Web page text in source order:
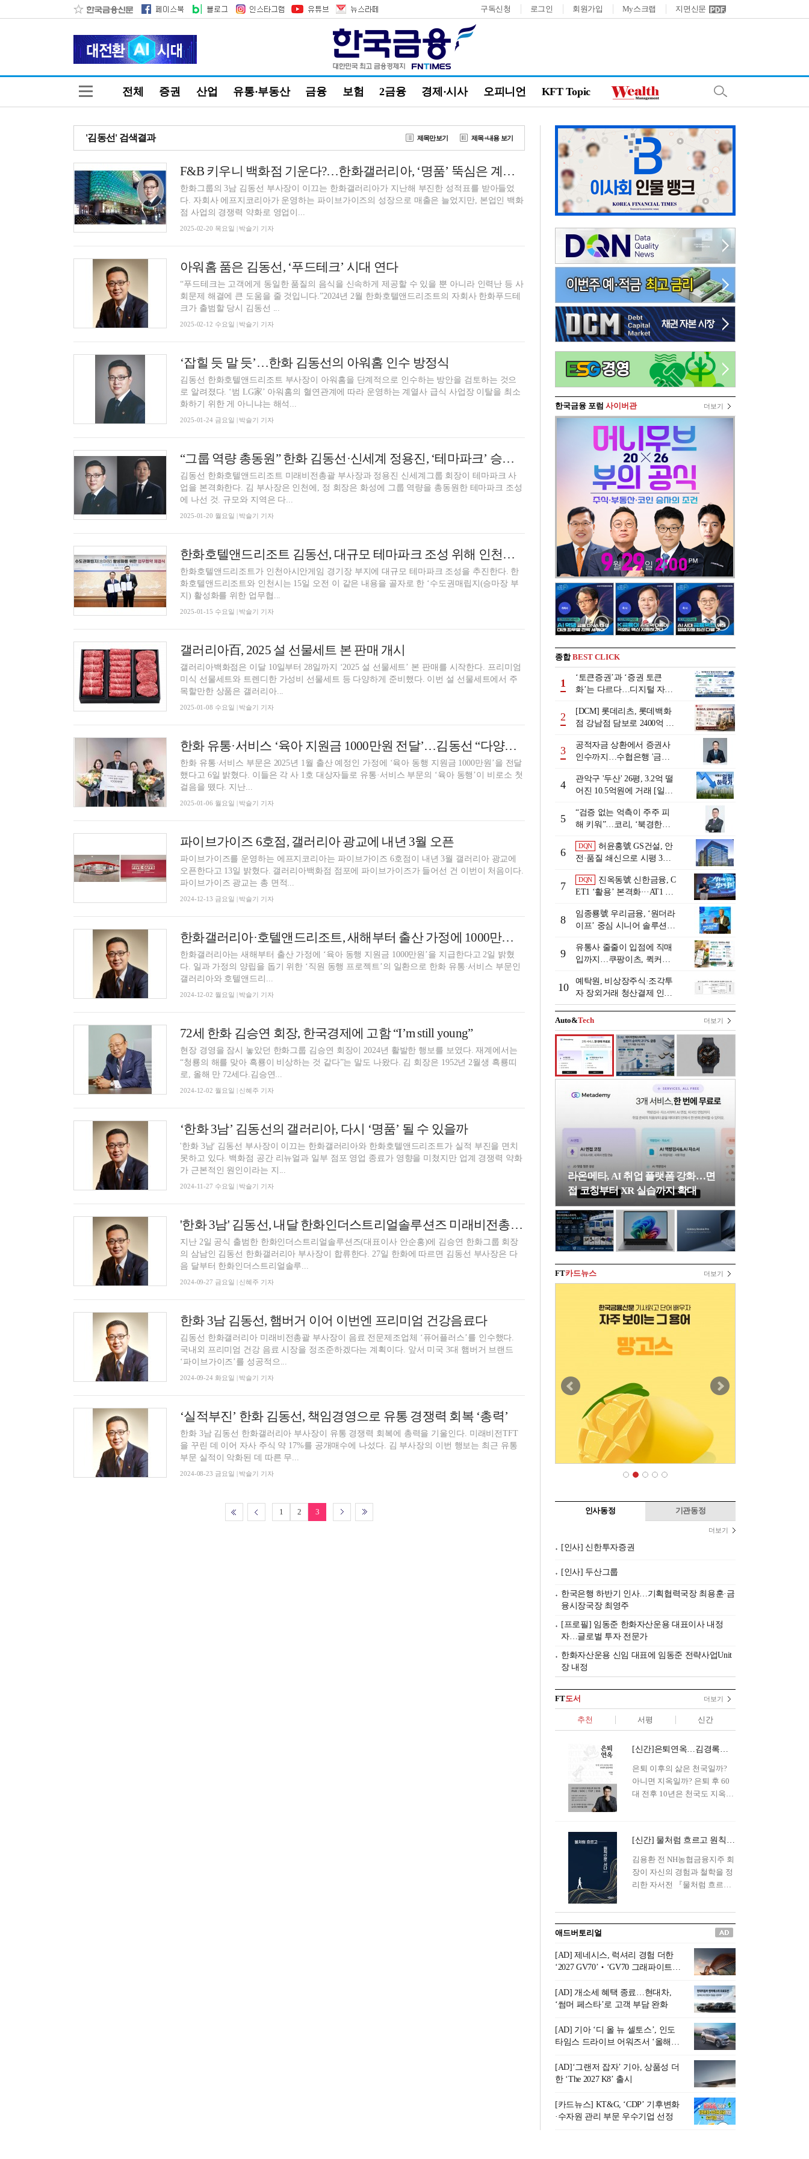
구독신청 로그인 회원가입 My스크랩 지면신문
전체 증권 산업 유통·부동산 금융 보험 2금융 경제·시사 오피니언 KFT Topic
'김동선' 검색결과 제목만보기 제목+내용 보기
F&B 키우니 백화점 기운다?…한화갤러리아, ‘명품’ 뚝심은 계속된다
한화그룹의 3남 김동선 부사장이 이끄는 한화갤러리아가 지난해 부진한 성적표를 받아들었
다. 자회사 에프지코리아가 운영하는 파이브가이즈의 성장으로 매출은 늘었지만, 본업인 백화
점 사업의 경쟁력 약화로 영업이...
2025-02-20 목요일 | 박슬기 기자
아워홈 품은 김동선, ‘푸드테크’ 시대 연다
“푸드테크는 고객에게 동일한 품질의 음식을 신속하게 제공할 수 있을 뿐 아니라 인력난 등 사
회문제 해결에 큰 도움을 줄 것입니다.”2024년 2월 한화호텔앤드리조트의 자회사 한화푸드테
크가 출범할 당시 김동선 ...
2025-02-12 수요일 | 박슬기 기자
‘잡힐 듯 말 듯’…한화 김동선의 아워홈 인수 방정식
김동선 한화호텔앤드리조트 부사장이 아워홈을 단계적으로 인수하는 방안을 검토하는 것으
로 알려졌다. ‘범 LG家’ 아워홈의 혈연관계에 따라 운영하는 계열사 급식 사업장 이탈을 최소
화하기 위한 게 아니냐는 해석...
2025-01-24 금요일 | 박슬기 기자
“그룹 역량 총동원” 한화 김동선·신세계 정용진, ‘테마파크’ 승부수
김동선 한화호텔앤드리조트 미래비전총괄 부사장과 정용진 신세계그룹 회장이 테마파크 사
업을 본격화한다. 김 부사장은 인천에, 정 회장은 화성에 그룹 역량을 총동원한 테마파크 조성
에 나선 것. 규모와 지역은 다...
2025-01-20 월요일 | 박슬기 기자
한화호텔앤드리조트 김동선, 대규모 테마파크 조성 위해 인천시와 맞손
한화호텔앤드리조트가 인천아시안게임 경기장 부지에 대규모 테마파크 조성을 추진한다. 한
화호텔앤드리조트와 인천시는 15일 오전 이 같은 내용을 골자로 한 ‘수도권매립지(승마장 부
지) 활성화를 위한 업무협...
2025-01-15 수요일 | 박슬기 기자
갤러리아百, 2025 설 선물세트 본 판매 개시
갤러리아백화점은 이달 10일부터 28일까지 ‘2025 설 선물세트’ 본 판매를 시작한다. 프리미엄
미식 선물세트와 트렌디한 가성비 선물세트 등 다양하게 준비했다. 이번 설 선물세트에서 주
목할만한 상품은 갤러리아...
2025-01-08 수요일 | 박슬기 기자
한화 유통·서비스 ‘육아 지원금 1000만원 전달’…김동선 “다양한 지원책 마련”
한화 유통·서비스 부문은 2025년 1월 출산 예정인 가정에 ‘육아 동행 지원금 1000만원’을 전달
했다고 6일 밝혔다. 이들은 각 사 1호 대상자들로 유통·서비스 부문의 ‘육아 동행’이 비로소 첫
걸음을 뗐다. 지난...
2025-01-06 월요일 | 박슬기 기자
파이브가이즈 6호점, 갤러리아 광교에 내년 3월 오픈
파이브가이즈를 운영하는 에프지코리아는 파이브가이즈 6호점이 내년 3월 갤러리아 광교에
오픈한다고 13일 밝혔다. 갤러리아백화점 점포에 파이브가이즈가 들어선 건 이번이 처음이다.
파이브가이즈 광교는 총 면적...
2024-12-13 금요일 | 박슬기 기자
한화갤러리아·호텔앤드리조트, 새해부터 출산 가정에 1000만원 지급
한화갤러리아는 새해부터 출산 가정에 ‘육아 동행 지원금 1000만원’을 지급한다고 2일 밝혔
다. 일과 가정의 양립을 돕기 위한 ‘직원 동행 프로젝트’의 일환으로 한화 유통·서비스 부문인
갤러리아와 호텔앤드리...
2024-12-02 월요일 | 박슬기 기자
72세 한화 김승연 회장, 한국경제에 고함 “I’m still young”
현장 경영을 잠시 놓았던 한화그룹 김승연 회장이 2024년 활발한 행보를 보였다. 재계에서는
“청룡의 해를 맞아 흑룡이 비상하는 것 같다”는 말도 나왔다. 김 회장은 1952년 2월생 흑룡띠
로, 올해 만 72세다.김승연...
2024-12-02 월요일 | 신혜주 기자
‘한화 3남’ 김동선의 갤러리아, 다시 ‘명품’ 될 수 있을까
'한화 3남' 김동선 부사장이 이끄는 한화갤러리아와 한화호텔앤드리조트가 실적 부진을 면치
못하고 있다. 백화점 공간 리뉴얼과 일부 점포 영업 종료가 영향을 미쳤지만 업계 경쟁력 약화
가 근본적인 원인이라는 지...
2024-11-27 수요일 | 박슬기 기자
'한화 3남' 김동선, 내달 한화인더스트리얼솔루션즈 미래비전총괄 합류
지난 2일 공식 출범한 한화인더스트리얼솔루션즈(대표이사 안순홍)에 김승연 한화그룹 회장
의 삼남인 김동선 한화갤러리아 부사장이 합류한다. 27일 한화에 따르면 김동선 부사장은 다
음 달부터 한화인더스트리얼솔루...
2024-09-27 금요일 | 신혜주 기자
한화 3남 김동선, 햄버거 이어 이번엔 프리미엄 건강음료다
김동선 한화갤러리아 미래비전총괄 부사장이 음료 전문제조업체 ‘퓨어플러스’를 인수했다.
국내외 프리미엄 건강 음료 시장을 정조준하겠다는 계획이다. 앞서 미국 3대 햄버거 브랜드
‘파이브가이즈’를 성공적으...
2024-09-24 화요일 | 박슬기 기자
‘실적부진’ 한화 김동선, 책임경영으로 유통 경쟁력 회복 ‘총력’
한화 3남 김동선 한화갤러리아 부사장이 유통 경쟁력 회복에 총력을 기울인다. 미래비전TFT
을 꾸린 데 이어 자사 주식 약 17%를 공개매수에 나섰다. 김 부사장의 이번 행보는 최근 유통
부문 실적이 악화된 데 따른 무...
2024-08-23 금요일 | 박슬기 기자
1 2 3
한국금융 포럼 사이버관 더보기
종합BEST CLICK
1
‘토큰증권’과 ‘증권 토큰
화’는 다르다…디지털 자본
2
[DCM] 롯데리츠, 롯데백화
점 강남점 담보로 2400억 조
3
공적자금 상환에서 증권사
인수까지…수협은행 '금융
행 금융그룹의 꿈①]
4
관악구 '두산' 26평, 3.2억 떨
어진 10.5억원에 거래 [일일
5
“검증 없는 억측이 주주 피
해 키워”…코리, ‘북경한미
6
DQN
허윤홍號 GS건설, 안
전·품질 쇄신으로 시평 3위
7
DQN
진옥동號 신한금융, C
ET1 ‘활용’ 본격화···AT1 늘
view]
8
임종룡號 우리금융, ‘원더라
이프’ 중심 시니어 솔루션
[금융 시니어 비즈니스 돋보
기]
9
유통사 줄줄이 입점에 직매
입까지…쿠팡이츠, 퀵커머
10
예탁원, 비상장주식·조각투
자 장외거래 청산결제 인프
라 구축 착수
Auto&Tech 더보기
라온메타, AI 취업 플랫폼 강화…면
접 코칭부터 XR 실습까지 확대
FT카드뉴스 더보기
인사동정 기관동정
더보기
[인사] 신한투자증권
[인사] 두산그룹
한국은행 하반기 인사…기획협력국장 최용훈·금
융시장국장 최영주
[프로필] 임동준 한화자산운용 대표이사 내정
자…글로벌 투자 전문가
한화자산운용 신임 대표에 임동준 전략사업Unit
장 내정
FT도서 더보기
추천 서평 신간
[신간]은퇴연옥…김경록의 은퇴 후 삶의 나침반
은퇴 이후의 삶은 천국일까?
아니면 지옥일까? 은퇴 후 60
대 전후 10년은 천국도 지옥도
은퇴 설계를 가이드해 온 김경
록 옵투스자산운용의 고문이
신간 『은퇴연옥』을 내놓았
다.단테는 지옥을 '모든 희망을
록 고문은 새로운 시각을 제시
0년의 과도기는 지옥이 아니라
정화와 성장의 공간인 ‘은퇴연
옥(Purgatory)’이라는 것이다.
연옥은 고통스럽지만 끝이 있
으며, 준비를 통해 천국으로 나
아갈 수 있는 희망의 장소라고
말한
[신간] 물처럼 흐르고 원칙으로 서다…김용환의 통찰을 담다
김용환 전 NH농협금융지주 회
장이 자신의 경험과 철학을 정
리한 자서전 『물처럼 흐르고
통 관료 출신으로 한국 금융의
주요 변곡점마다 중요한 역할
을 하고 금융 경영인으로서 큰
족적을 남긴 김 전 회장이 후배
세대에게 전하는 삶의 조언을
담은 인생 노트다.『물처럼 흐
르고 원칙으로 서다』는 단순
한 자서전을 넘어, 실패를 두려
워하지 않는 용기와 자신에 대
한 믿음이 어떻게 삶을 풍요롭
게 만드는지를 보여주는 지혜
의 보고로 평가된다.김용환 전
회장은 “인생의 목표가 크더라
도 조급해하지 말고 작은 것부
터 하나 하나 성취해 나가
라”고 조언한다. 뼈아픈 실패
조차 성공의 뼈대가 된다는 긍
애드버토리얼
[AD] 제네시스, 럭셔리 경험 더한
‘2027 GV70’‧‘GV70 그래파이트’
[AD] 개소세 혜택 종료…현대차,
‘썸머 페스타’로 고객 부담 완화
[AD] 기아 ‘디 올 뉴 셀토스’, 인도
타임스 드라이브 어워즈서 ‘올해의
[AD]‘그랜저 잡자’ 기아, 상품성 더
한 ‘The 2027 K8’ 출시
[카드뉴스] KT&G, ‘CDP’ 기후변화
·수자원 관리 부문 우수기업 선정